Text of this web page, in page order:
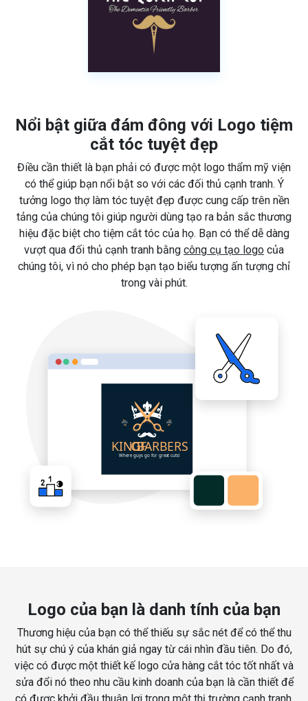
Nổi bật giữa đám đông với Logo tiệm
cắt tóc tuyệt đẹp
Điều cần thiết là bạn phải có được một logo thẩm mỹ viện
có thể giúp bạn nổi bật so với các đối thủ cạnh tranh. Ý
tưởng logo thợ làm tóc tuyệt đẹp được cung cấp trên nền
tảng của chúng tôi giúp người dùng tạo ra bản sắc thương
hiệu đặc biệt cho tiệm cắt tóc của họ. Bạn có thể dễ dàng
vượt qua đối thủ cạnh tranh bằng công cụ tạo logo của
chúng tôi, vì nó cho phép bạn tạo biểu tượng ấn tượng chỉ
trong vài phút.
Logo của bạn là danh tính của bạn
Thương hiệu của bạn có thể thiếu sự sắc nét để có thể thu
hút sự chú ý của khán giả ngay từ cái nhìn đầu tiên. Do đó,
việc có được một thiết kế logo cửa hàng cắt tóc tốt nhất và
sửa đổi nó theo nhu cầu kinh doanh của bạn là cần thiết để